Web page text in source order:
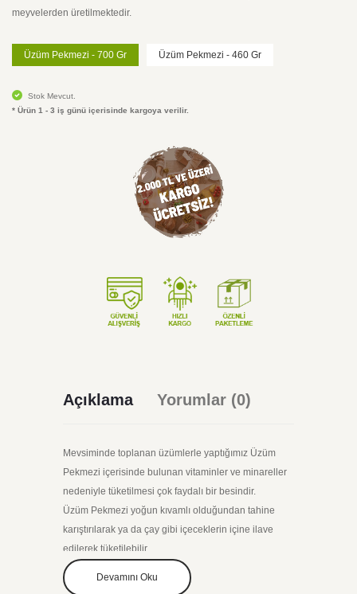
meyvelerden üretilmektedir.
Üzüm Pekmezi - 700 Gr Üzüm Pekmezi - 460 Gr
Stok Mevcut.
* Ürün 1 - 3 iş günü içerisinde kargoya verilir.
Açıklama Yorumlar (0)
Mevsiminde toplanan üzümlerle yaptığımız Üzüm
Pekmezi içerisinde bulunan vitaminler ve minareller
nedeniyle tüketilmesi çok faydalı bir besindir.
Üzüm Pekmezi yoğun kıvamlı olduğundan tahine
karıştırılarak ya da çay gibi içeceklerin içine ilave
edilerek tüketilebilir.
Geleneksel yöntemlerle yaptığımız ev yapımı 700 Gr
cam kavanozda Üzüm Pekmezi lezzetimizi mutlaka
Devamını Oku